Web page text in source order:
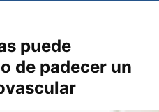
puede
de padecer un